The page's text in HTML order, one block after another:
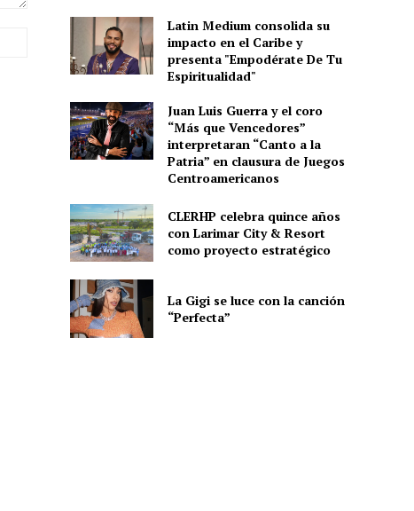
Latin Medium consolida su
impacto en el Caribe y
presenta "Empodérate De Tu
Espiritualidad"
Juan Luis Guerra y el coro
“Más que Vencedores”
interpretaran “Canto a la
Patria” en clausura de Juegos
Centroamericanos
CLERHP celebra quince años
con Larimar City & Resort
como proyecto estratégico
La Gigi se luce con la canción
“Perfecta”